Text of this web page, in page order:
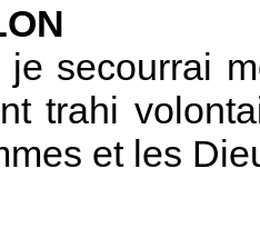
je secourrai
trahi
et les